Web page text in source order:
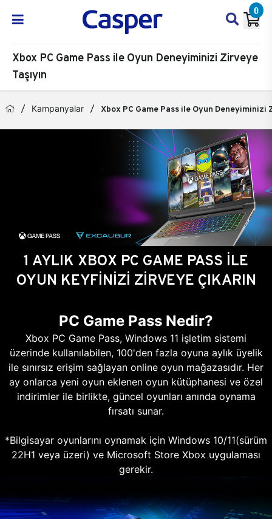
0
Xbox PC Game Pass ile Oyun Deneyiminizi Zirveye
Taşıyın
Kampanyalar Xbox PC Game Pass ile Oyun Deneyiminizi
1 AYLIK XBOX PC GAME PASS İLE
OYUN KEYFİNİZİ ZİRVEYE ÇIKARIN
PC Game Pass Nedir?
Xbox PC Game Pass, Windows 11 işletim sistemi
üzerinde kullanılabilen, 100'den fazla oyuna aylık üyelik
ile sınırsız erişim sağlayan online oyun mağazasıdır. Her
ay onlarca yeni oyun eklenen oyun kütüphanesi ve özel
indirimler ile birlikte, güncel oyunları anında oynama
fırsatı sunar.
*Bilgisayar oyunlarını oynamak için Windows 10/11(sürüm
22H1 veya üzeri) ve Microsoft Store Xbox uygulaması
gerekir.